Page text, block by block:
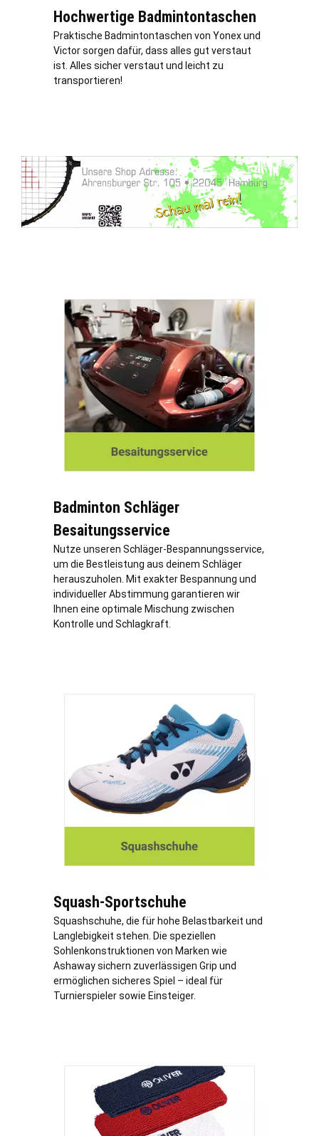
Hochwertige Badmintontaschen
Praktische Badmintontaschen von Yonex und
Victor sorgen dafür, dass alles gut verstaut
ist. Alles sicher verstaut und leicht zu
transportieren!
Badminton Schläger
Besaitungsservice
Nutze unseren Schläger-Bespannungsservice,
um die Bestleistung aus deinem Schläger
herauszuholen. Mit exakter Bespannung und
individueller Abstimmung garantieren wir
Ihnen eine optimale Mischung zwischen
Kontrolle und Schlagkraft.
Squash-Sportschuhe
Squashschuhe, die für hohe Belastbarkeit und
Langlebigkeit stehen. Die speziellen
Sohlenkonstruktionen von Marken wie
Ashaway sichern zuverlässigen Grip und
ermöglichen sicheres Spiel – ideal für
Turnierspieler sowie Einsteiger.